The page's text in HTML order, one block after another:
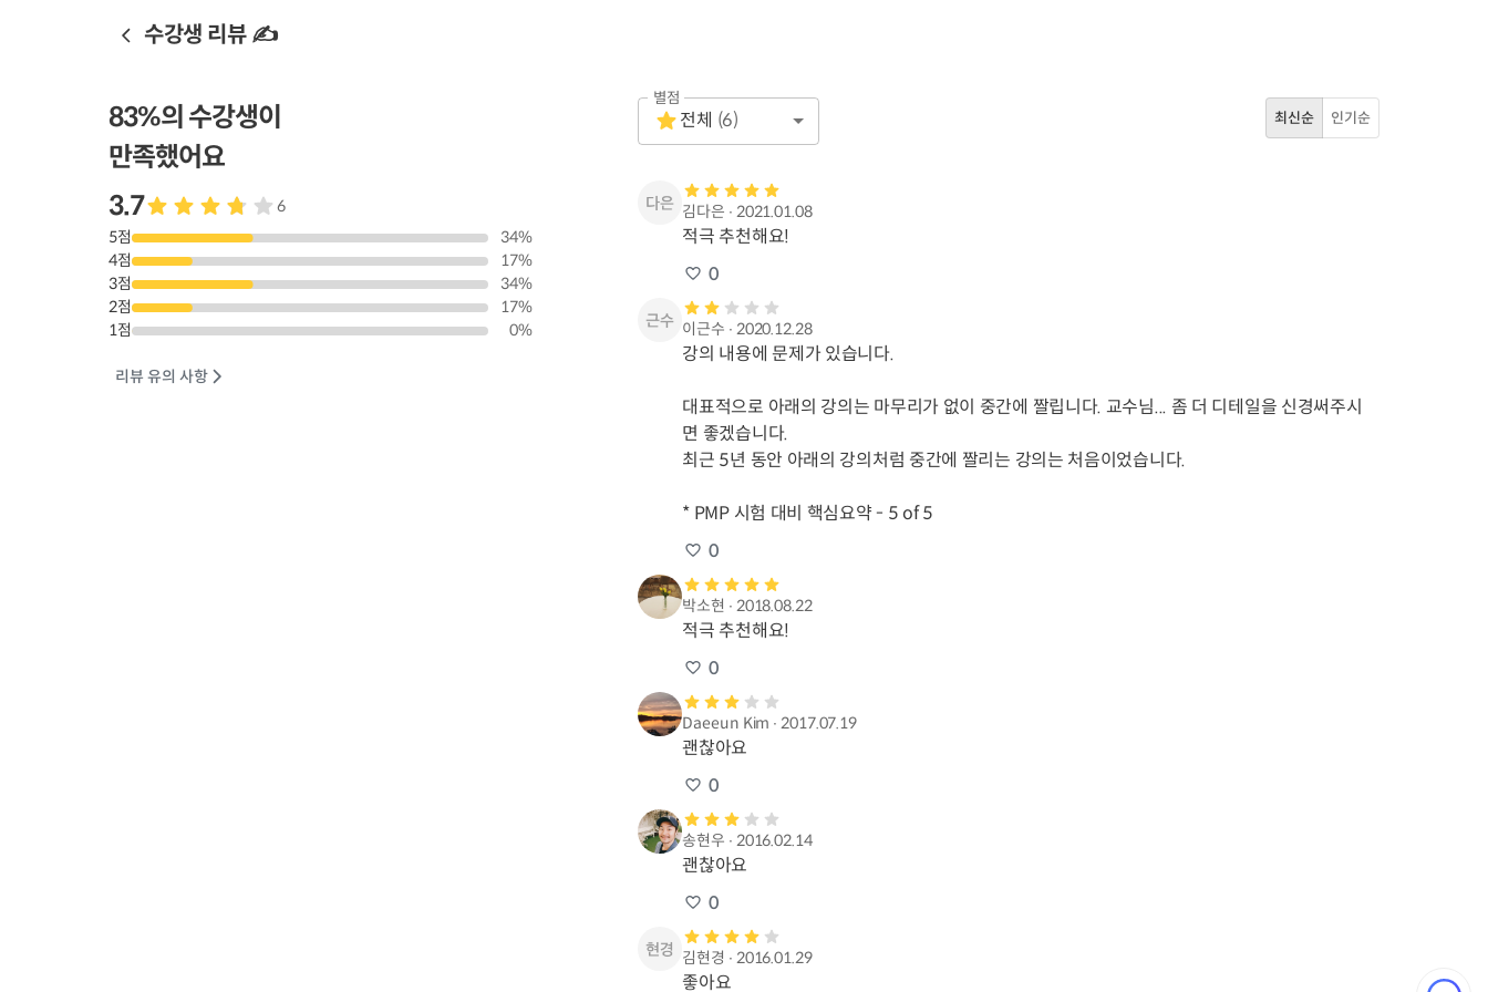
수강생 리뷰 ✍️
83%의 수강생이
만족했어요
3.7
6
5점 34%
4점 17%
3점 34%
2점 17%
1점 0%
리뷰 유의 사항
별점
1 Star
Empty
전체 (6) 최신순 인기순
김다은 ∙ 2021.01.08
적극 추천해요!
0
이근수 ∙ 2020.12.28
강의 내용에 문제가 있습니다.
대표적으로 아래의 강의는 마무리가 없이 중간에 짤립니다. 교수님... 좀 더 디테일을 신경써주시
면 좋겠습니다.
최근 5년 동안 아래의 강의처럼 중간에 짤리는 강의는 처음이었습니다.
* PMP 시험 대비 핵심요약 - 5 of 5
0
박소현 ∙ 2018.08.22
적극 추천해요!
0
Daeeun Kim ∙2017.07.19
괜찮아요
0
송현우 ∙ 2016.02.14
괜찮아요
0
김현경 ∙ 2016.01.29
좋아요